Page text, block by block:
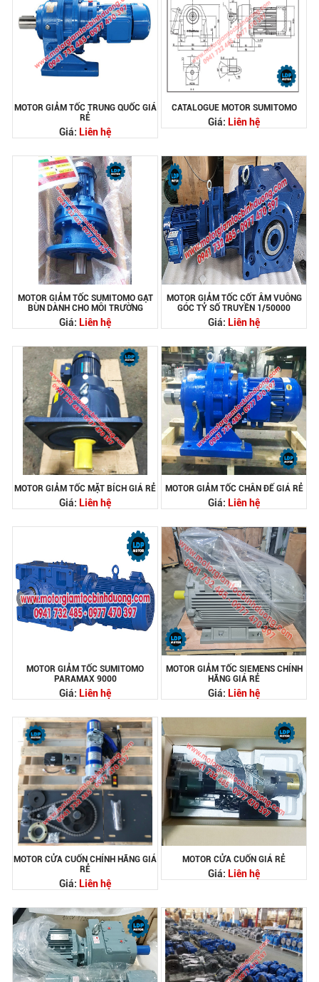
MOTOR GIẢM TỐC TRUNG QUỐC GIÁ
RẺ
Giá: Liên hệ
CATALOGUE MOTOR SUMITOMO
Giá: Liên hệ
MOTOR GIẢM TỐC SUMITOMO GẠT
BÙN DÀNH CHO MÔI TRƯỜNG
Giá: Liên hệ
MOTOR GIẢM TỐC CỐT ÂM VUÔNG
GÓC TỶ SỐ TRUYỀN 1/50000
Giá: Liên hệ
MOTOR GIẢM TỐC MẶT BÍCH GIÁ RẺ
Giá: Liên hệ
MOTOR GIẢM TỐC CHÂN ĐẾ GIÁ RẺ
Giá: Liên hệ
MOTOR GIẢM TỐC SUMITOMO
PARAMAX 9000
Giá: Liên hệ
MOTOR GIẢM TỐC SIEMENS CHÍNH
HÃNG GIÁ RẺ
Giá: Liên hệ
MOTOR CỬA CUỐN CHÍNH HÃNG GIÁ
RẺ
Giá: Liên hệ
MOTOR CỬA CUỐN GIÁ RẺ
Giá: Liên hệ